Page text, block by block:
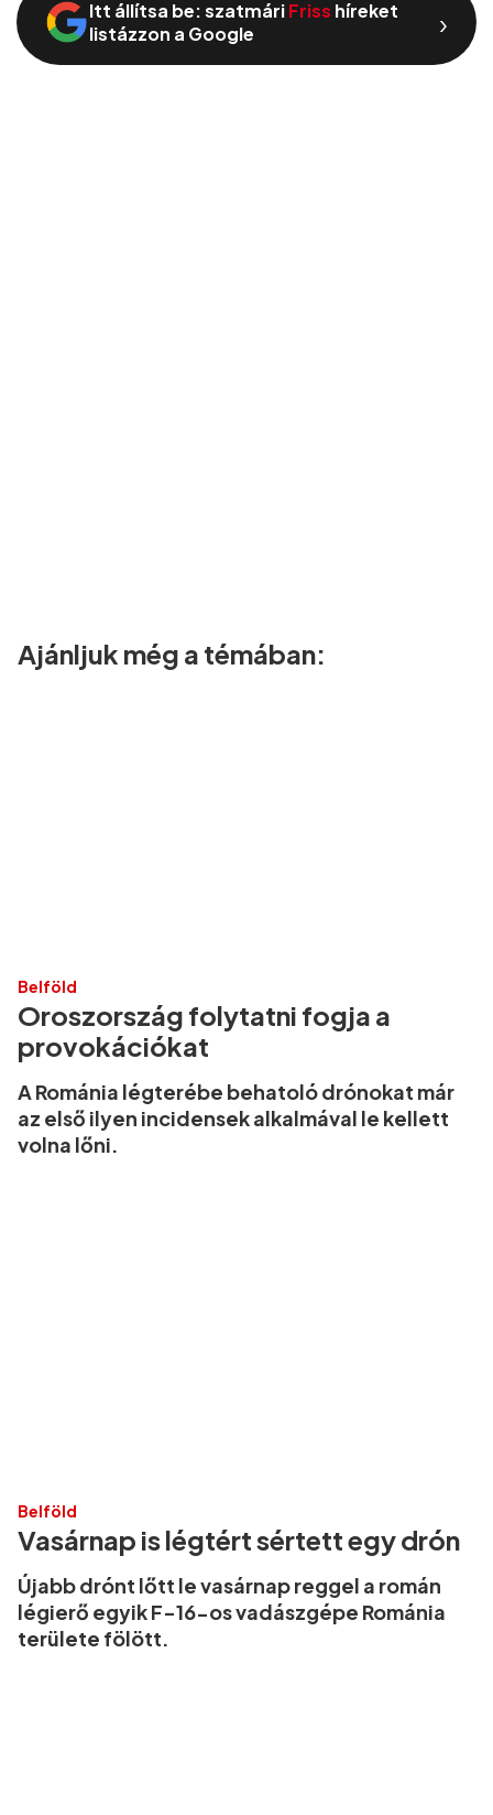
Itt állítsa be: szatmáriFriss híreket
listázzon a Google
›
Ajánljuk még a témában:
Belföld
Oroszország folytatni fogja a
provokációkat
A Románia légterébe behatoló drónokat már
az első ilyen incidensek alkalmával le kellett
volna lőni.
Belföld
Vasárnap is légtért sértett egy drón
Újabb drónt lőtt le vasárnap reggel a román
légierő egyik F-16-os vadászgépe Románia
területe fölött.